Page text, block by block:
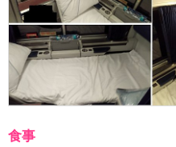
食事